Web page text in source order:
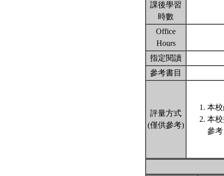
課後學習
時數
Office
Hours
指定閱讀
參考書目
評量方式
(僅供參考)
本校
本
參